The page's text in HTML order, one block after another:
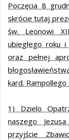
Poczęcia 8
skrócie tutaj
św. Leonowi
ubiegłego roku
oraz pełnej
kard.
1) Dzielo
naszego
przyjście